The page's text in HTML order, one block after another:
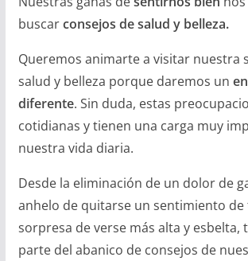
buscarconsejos de salud y belleza.
Queremos animarte a visitar nuestra
salud y belleza porque daremos un
diferente. Sin duda, estas
cotidianas y tienen una carga muy
nuestra vida diaria.
Desde la eliminación de un dolor de
anhelo de quitarse un sentimiento de
sorpresa de verse más alta y esbelta,
parte del abanico de consejos de